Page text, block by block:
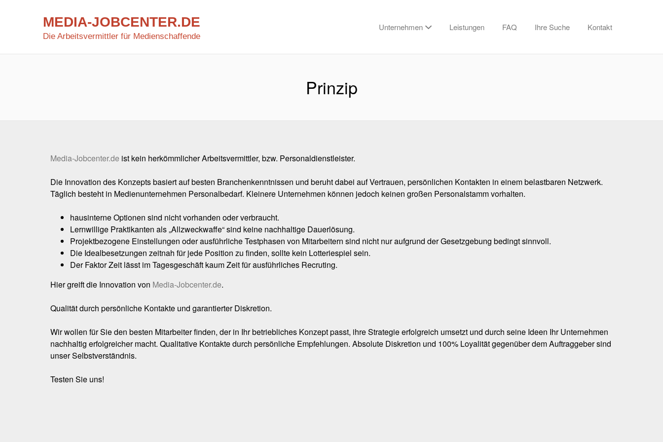
MEDIA-JOBCENTER.DE
Media-Jobcenter.de
Die Arbeitsvermittler für Medienschaffende
Unternehmen Leistungen FAQ Ihre Suche Kontakt
Prinzip
Media-Jobcenter.de ist kein herkömmlicher Arbeitsvermittler, bzw. Personaldienstleister.
Die Innovation des Konzepts basiert auf besten Branchenkenntnissen und beruht dabei auf Vertrauen, persönlichen Kontakten in einem belastbaren Netzwerk.
Täglich besteht in Medienunternehmen Personalbedarf. Kleinere Unternehmen können jedoch keinen großen Personalstamm vorhalten.
hausinterne Optionen sind nicht vorhanden oder verbraucht.
Lernwillige Praktikanten als „Allzweckwaffe“ sind keine nachhaltige Dauerlösung.
Projektbezogene Einstellungen oder ausführliche Testphasen von Mitarbeitern sind nicht nur aufgrund der Gesetzgebung bedingt sinnvoll.
Die Idealbesetzungen zeitnah für jede Position zu finden, sollte kein Lotteriespiel sein.
Der Faktor Zeit lässt im Tagesgeschäft kaum Zeit für ausführliches Recruting.
Hier greift die Innovation von Media-Jobcenter.de.
Qualität durch persönliche Kontakte und garantierter Diskretion.
Wir wollen für Sie den besten Mitarbeiter finden, der in Ihr betriebliches Konzept passt, ihre Strategie erfolgreich umsetzt und durch seine Ideen Ihr Unternehmen
nachhaltig erfolgreicher macht. Qualitative Kontakte durch persönliche Empfehlungen. Absolute Diskretion und 100% Loyalität gegenüber dem Auftraggeber sind
unser Selbstverständnis.
Testen Sie uns!